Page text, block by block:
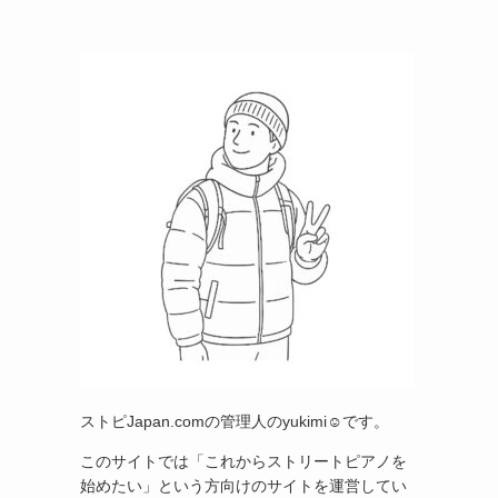
ストピJapan.comの管理人のyukimi☺です。
このサイトでは「これからストリートピアノを
始めたい」という方向けのサイトを運営してい